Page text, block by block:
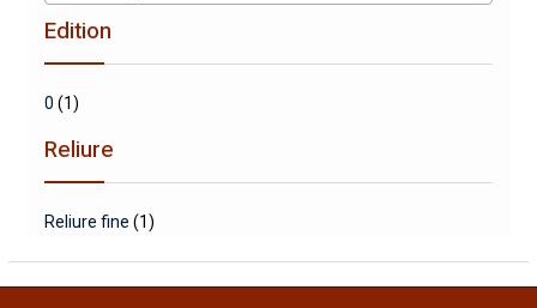
Edition
0 (1)
Reliure
Reliure fine (1)